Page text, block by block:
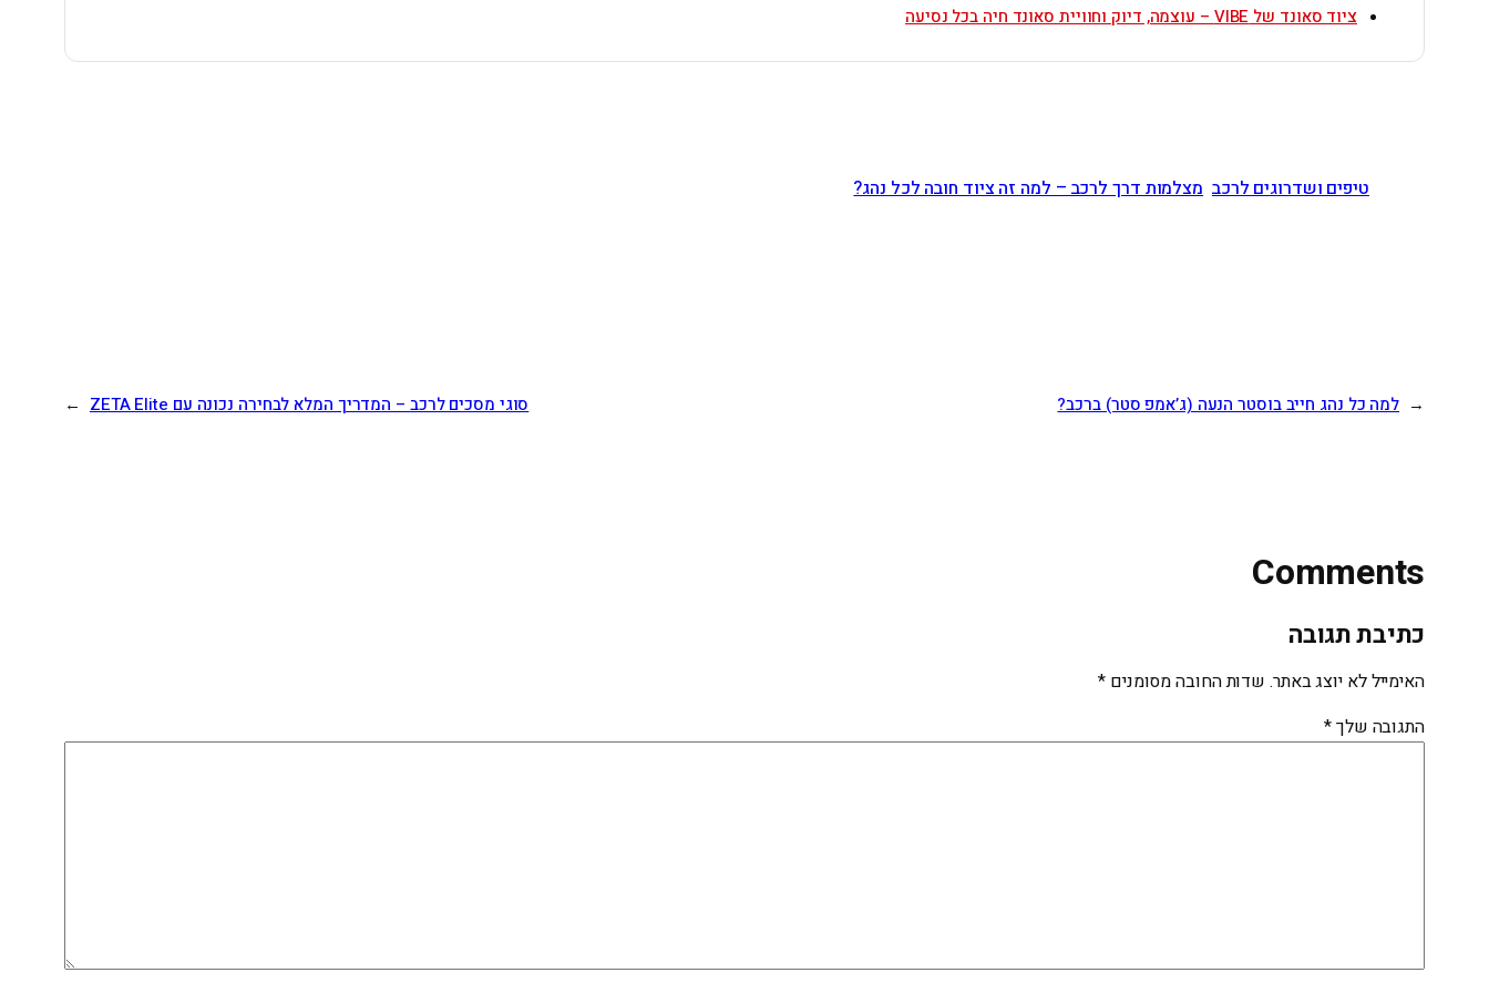
ציוד סאונד של VIBE – עוצמה, דיוק וחוויית סאונד חיה בכל נסיעה
טיפים ושדרוגים לרכב מצלמות דרך לרכב – למה זה ציוד חובה לכל נהג?
← למה כל נהג חייב בוסטר הנעה (ג’אמפ סטר) ברכב? סוגי מסכים לרכב – המדריך המלא לבחירה נכונה עם ZETA Elite →
Comments
כתיבת תגובה
האימייל לא יוצג באתר. שדות החובה מסומנים *
התגובה שלך*